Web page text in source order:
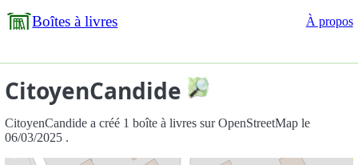
Boîtes à livres À propos
CitoyenCandide
CitoyenCandide a créé 1 boîte à livres sur OpenStreetMap le
06/03/2025 .